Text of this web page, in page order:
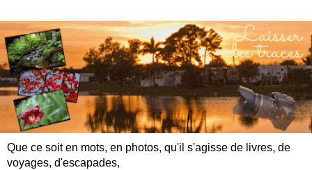
Que ce soit en mots, en photos, qu'il s'agisse de livres, de
voyages, d'escapades,